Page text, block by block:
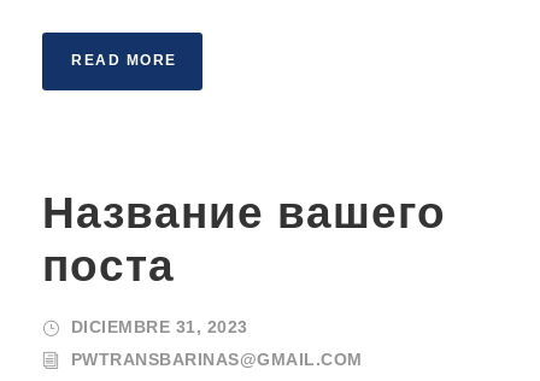
READ MORE
Название вашего
поста
DICIEMBRE 31, 2023
PWTRANSBARINAS@GMAIL.COM